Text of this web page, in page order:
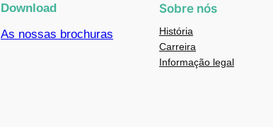
Download
As nossas brochuras
Sobre nós
História
Carreira
Informação legal